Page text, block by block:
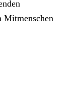
Mitmenschen